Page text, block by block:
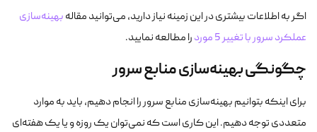
اگر به اطلاعات بیشتری در این زمینه نیاز دارید، می‌توانید مقالهبهینه‌سازی
عملکرد سرور با تغییر 5 مورد
را مطالعه نمایید.
چگونگی بهینه‌سازی منابع سرور
برای اینکه بتوانیم بهینه‌سازی منابع سرور را انجام دهیم، باید به موارد
متعددی توجه دهیم. این کاری است که نمی‌توان یک روزه و یا یک هفته‌ای